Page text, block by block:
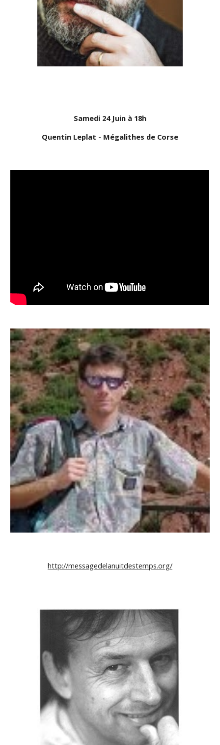
Samedi 24 Juin à 18h
Quentin Leplat - Mégalithes de Corse
http://messagedelanuitdestemps.org/